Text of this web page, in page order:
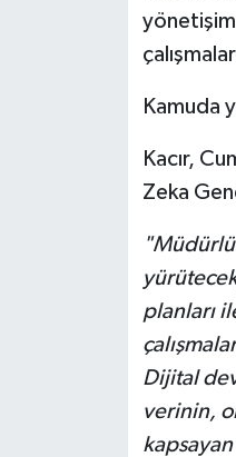
yönetişim
Kamuda
Kacır,
Zeka
planları
Dijital
verinin,